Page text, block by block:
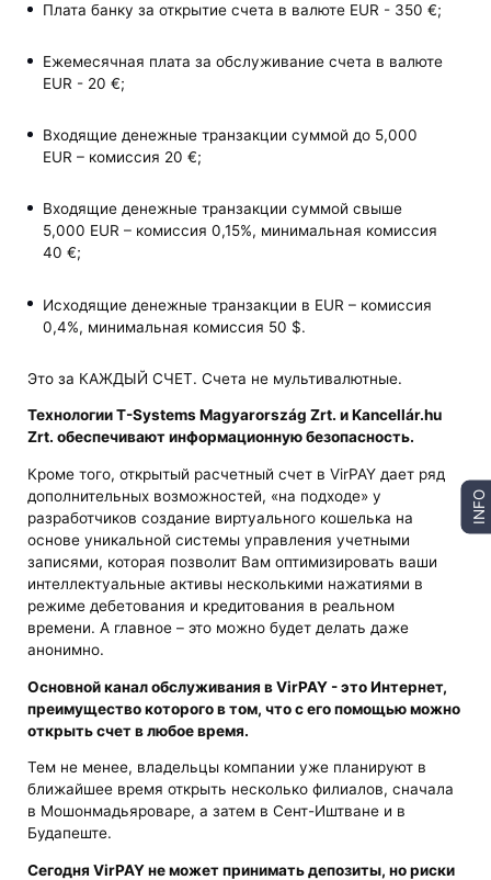
Плата банку за открытие счета в валюте EUR - 350 €;
Ежемесячная плата за обслуживание счета в валюте
EUR - 20 €;
Входящие денежные транзакции суммой до 5,000
EUR – комиссия 20 €;
Входящие денежные транзакции суммой свыше
5,000 EUR – комиссия 0,15%, минимальная комиссия
40 €;
Исходящие денежные транзакции в EUR – комиссия
0,4%, минимальная комиссия 50 $.
Это за КАЖДЫЙ СЧЕТ. Счета не мультивалютные.
Технологии T-Systems Magyarország Zrt. и Kancellár.hu
Zrt. обеспечивают информационную безопасность.
Кроме того, открытый расчетный счет в VirPAY дает ряд
дополнительных возможностей, «на подходе» у
разработчиков создание виртуального кошелька на
основе уникальной системы управления учетными
записями, которая позволит Вам оптимизировать ваши
интеллектуальные активы несколькими нажатиями в
режиме дебетования и кредитования в реальном
времени. А главное – это можно будет делать даже
анонимно.
Основной канал обслуживания в VirPAY - это Интернет,
преимущество которого в том, что с его помощью можно
открыть счет в любое время.
Тем не менее, владельцы компании уже планируют в
ближайшее время открыть несколько филиалов, сначала
в Мошонмадьяроваре, а затем в Сент-Иштване и в
Будапеште.
Сегодня VirPAY не может принимать депозиты, но риски
INFO